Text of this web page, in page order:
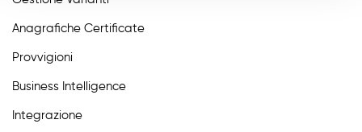
Anagrafiche Certificate
Provvigioni
Business Intelligence
Integrazione